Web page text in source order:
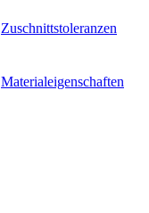
Zuschnittstoleranzen
Materialeigenschaften